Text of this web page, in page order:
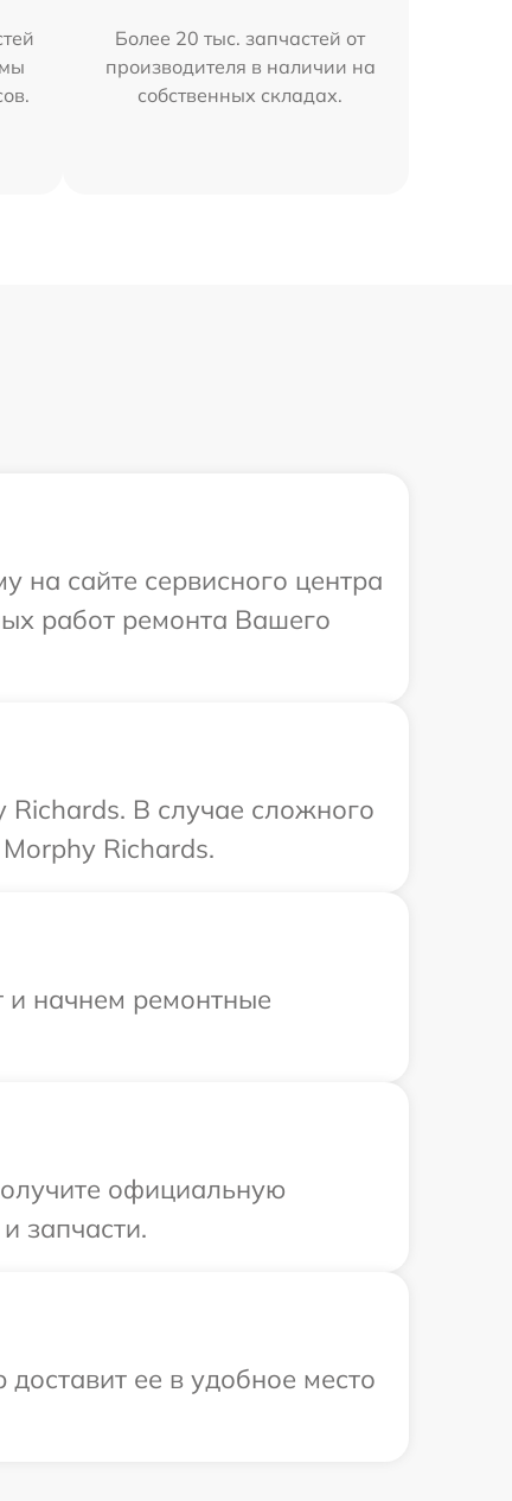
Более 20 тыс. запчастей от
производителя в наличии на
собственных складах.
на сайте сервисного центра
работ ремонта Вашего
Richards. В случае сложного
Richards.
и начнем ремонтные
официальную
запчасти.
ее в удобное место